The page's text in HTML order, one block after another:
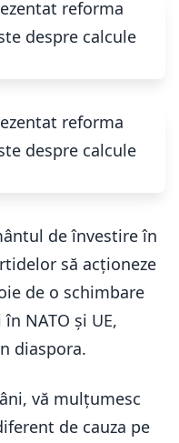
de învestire în
să acționeze
de o schimbare
NATO și UE,
diaspora.
vă mulțumesc
de cauza pe